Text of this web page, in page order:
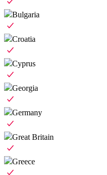
Bulgaria
Croatia
Cyprus
Georgia
Germany
Great Britain
Greece